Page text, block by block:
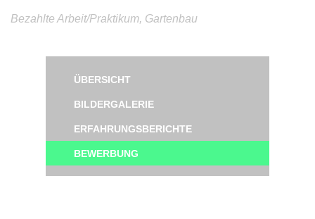
Bezahlte Arbeit/Praktikum, Gartenbau
ÜBERSICHT
BILDERGALERIE
ERFAHRUNGSBERICHTE
BEWERBUNG